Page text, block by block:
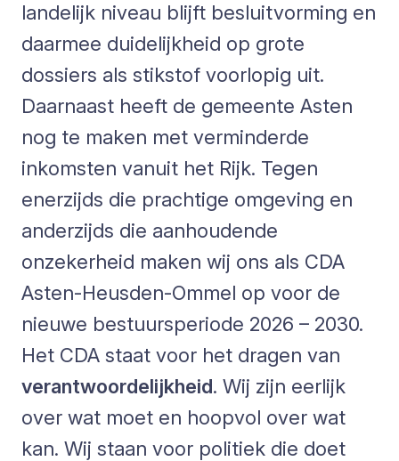
landelijk niveau blijft besluitvorming en
daarmee duidelijkheid op grote
dossiers als stikstof voorlopig uit.
Daarnaast heeft de gemeente Asten
nog te maken met verminderde
inkomsten vanuit het Rijk. Tegen
enerzijds die prachtige omgeving en
anderzijds die aanhoudende
onzekerheid maken wij ons als CDA
Asten-Heusden-Ommel op voor de
nieuwe bestuursperiode 2026 – 2030.
Het CDA staat voor het dragen van
verantwoordelijkheid. Wij zijn eerlijk
over wat moet en hoopvol over wat
kan. Wij staan voor politiek die doet